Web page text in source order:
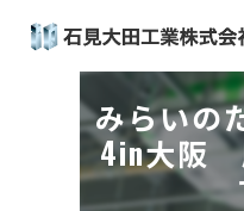
みらいの
4in大阪